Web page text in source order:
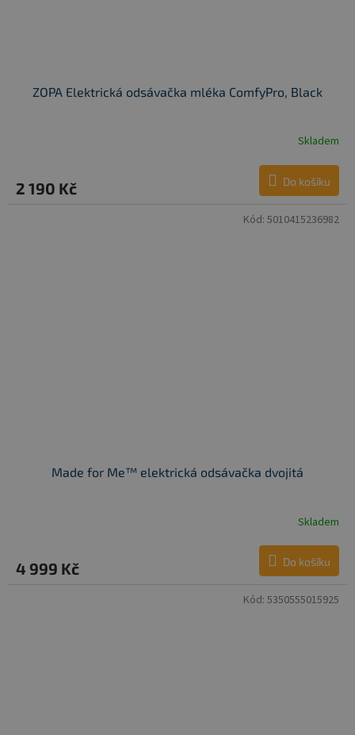
ZOPA Elektrická odsávačka mléka ComfyPro, Black
Skladem
2 190 Kč Do košíku
Made for Me™ elektrická odsávačka dvojitá
Skladem
4 999 Kč Do košíku
Kód: 5010415236982
Kód: 5350555015925